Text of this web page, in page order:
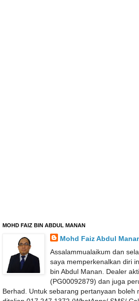
MOHD FAIZ BIN ABDUL MANAN
Mohd Faiz Abdul
Assalammualaikum dan
saya memperkenalkan diri
bin Abdul Manan. Dealer
(PG00092879) dan juga
Berhad. Untuk sebarang pertanyaan boleh